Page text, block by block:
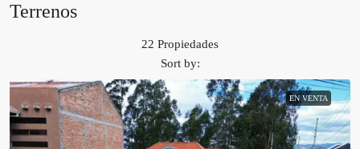
Terrenos
22 Propiedades
Sort by:
EN VENTA